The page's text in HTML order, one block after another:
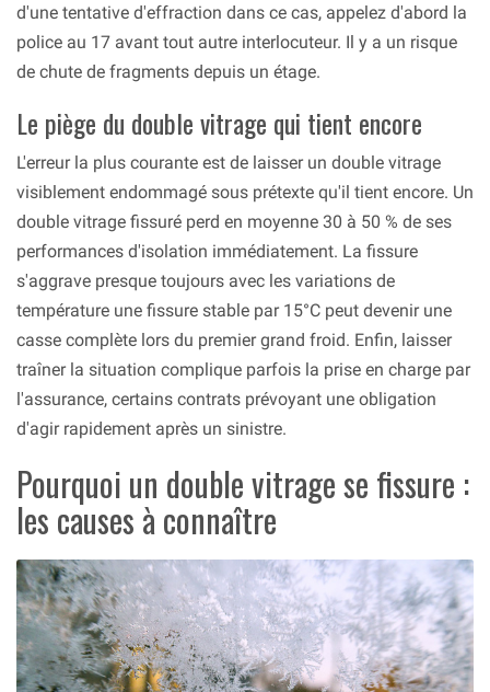
d'une tentative d'effraction dans ce cas, appelez d'abord la
police au 17 avant tout autre interlocuteur. Il y a un risque
de chute de fragments depuis un étage.
Le piège du double vitrage qui tient encore
L'erreur la plus courante est de laisser un double vitrage
visiblement endommagé sous prétexte qu'il tient encore. Un
double vitrage fissuré perd en moyenne 30 à 50 % de ses
performances d'isolation immédiatement. La fissure
s'aggrave presque toujours avec les variations de
température une fissure stable par 15°C peut devenir une
casse complète lors du premier grand froid. Enfin, laisser
traîner la situation complique parfois la prise en charge par
l'assurance, certains contrats prévoyant une obligation
d'agir rapidement après un sinistre.
Pourquoi un double vitrage se fissure :
les causes à connaître